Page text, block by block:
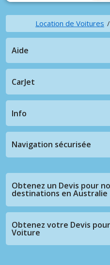
Location de Voitures
Aide
CarJet
Info
Navigation sécurisée
Obtenez un Devis pour
destinations en Australie
Obtenez votre Devis
Voiture